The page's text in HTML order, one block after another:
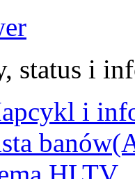
status i
i